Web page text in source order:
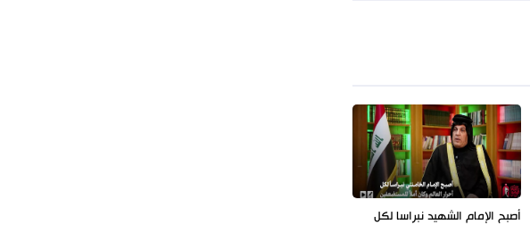
أصبح الإمام الشهيد نبراسا لكل